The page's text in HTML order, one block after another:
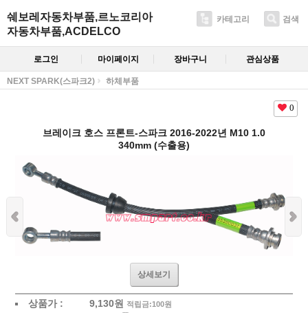
쉐보레자동차부품,르노코리아
자동차부품,ACDELCO
카테고리 검색
로그인 마이페이지 장바구니 관심상품
NEXT SPARK(스파크2) 하체부품
0
브레이크 호스 프론트-스파크 2016-2022년 M10 1.0
340mm (수출용)
상세보기
상품가 : 9,130원 적립금:100원